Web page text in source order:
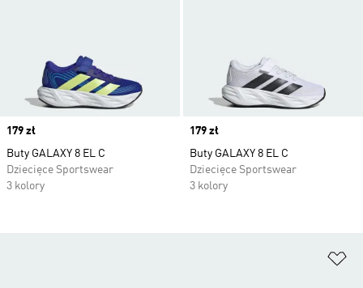
Price
179 zł
Buty GALAXY 8 EL C
Dziecięce Sportswear
3 kolory
Price
179 zł
Buty GALAXY 8 EL C
Dziecięce Sportswear
3 kolory